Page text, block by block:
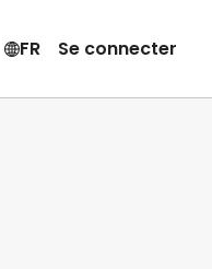
FR Se connecter